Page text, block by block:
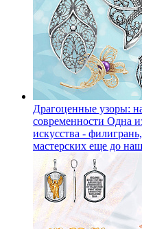
Драгоценные узоры:
современности Одна
искусства -
мастерских еще до